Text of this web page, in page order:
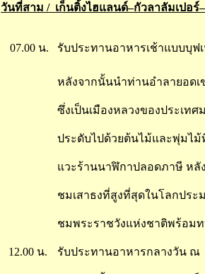
วันที่สาม / เก็นติ้งไฮแลนด์–กัวลาลัมเปอร์
07.00 น. รับประทานอาหารเช้าแบบบุฟ
หลังจากนั้นนำท่านอำลายอด
ซึ่งเป็นเมืองหลวงของประเท
ประดับไปด้วยต้นไม้และพุ่มไม้
แวะร้านนาฬิกาปลอดภาษี หลั
ชมเสาธงที่สูงที่สุดในโลกปร
ชมพระราชวังแห่งชาติพร้อม
12.00 น. รับประทานอาหารกลางวัน ณ